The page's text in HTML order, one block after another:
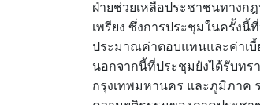
ฝ่ายช่วยเหลือประชาชนทางก
เพรียง ซึ่งการประชุมในครั้ง
ประมาณค่าตอบแทนและค่าเบี้
นอกจากนี้ที่ประชุมยังได้รับทร
กรุงเทพมหานคร และภูมิภาค